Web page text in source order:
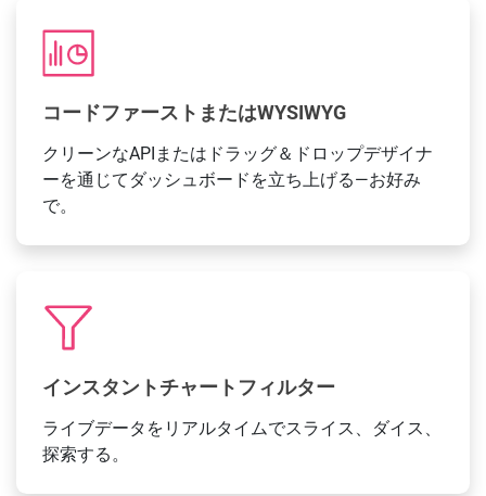
コードファーストまたはWYSIWYG
クリーンなAPIまたはドラッグ＆ドロップデザイナ
ーを通じてダッシュボードを立ち上げる—お好み
で。
インスタントチャートフィルター
ライブデータをリアルタイムでスライス、ダイス、
探索する。